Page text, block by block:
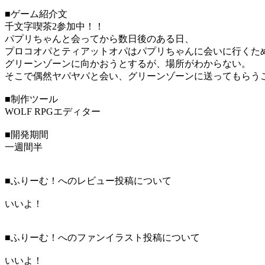
■ゲーム紹介文
千文字喫茶2参加中！！
パプリちゃんと会ってから数日後のある日、
プロコオパとティアットオパはパプリちゃんに会いに行くた
グリーンゾーンに向かおうとするが、場所がわからない。
そこで偶然ヤパヤパと会い、グリーンゾーンに送ってもらう
■制作ツール
WOLF RPGエディター
■開発期間
一週間半
■ふりーむ！へのレビュー投稿について
いいよ！
■ふりーむ！へのファンイラスト投稿について
いいよ！